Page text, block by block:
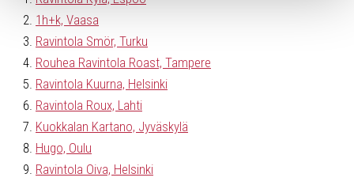
1h+k, Vaasa
Ravintola Smör, Turku
Rouhea Ravintola Roast, Tampere
Ravintola Kuurna, Helsinki
Ravintola Roux, Lahti
Kuokkalan Kartano, Jyväskylä
Hugo, Oulu
Ravintola Oiva, Helsinki